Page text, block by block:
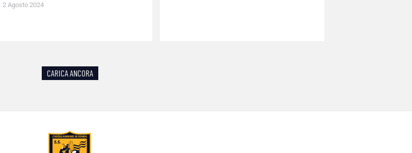
2 Agosto 2024
CARICA ANCORA